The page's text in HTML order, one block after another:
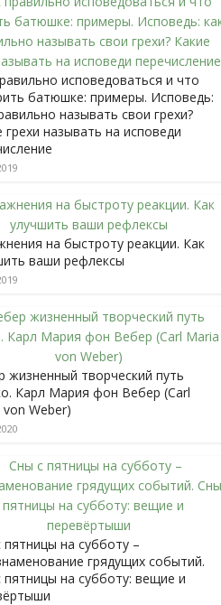
исповедоваться и что
батюшке: примеры. Исповедь:
называть свои грехи?
грехи называть на исповеди
на быстроту реакции. Как
ваши рефлексы
жизненный творческий путь
Карл Мария фон Вебер (Carl
von Weber)
на субботу –
грядущих событий.
пятницы на субботу: вещие и